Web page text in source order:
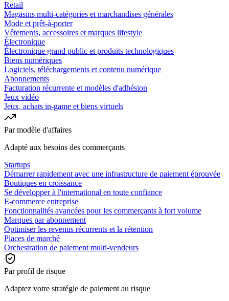
Retail
Magasins multi-catégories et marchandises générales
Mode et prêt-à-porter
Vêtements, accessoires et marques lifestyle
Électronique
Électronique grand public et produits technologiques
Biens numériques
Logiciels, téléchargements et contenu numérique
Abonnements
Facturation récurrente et modèles d'adhésion
Jeux vidéo
Jeux, achats in-game et biens virtuels
Par modèle d'affaires
Adapté aux besoins des commerçants
Startups
Démarrer rapidement avec une infrastructure de paiement éprouvée
Boutiques en croissance
Se développer à l'international en toute confiance
E-commerce entreprise
Fonctionnalités avancées pour les commerçants à fort volume
Marques par abonnement
Optimiser les revenus récurrents et la rétention
Places de marché
Orchestration de paiement multi-vendeurs
Par profil de risque
Adaptez votre stratégie de paiement au risque